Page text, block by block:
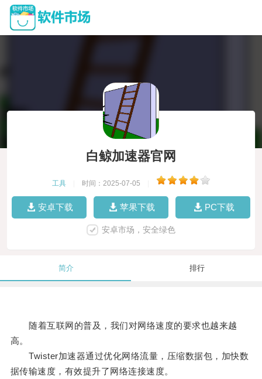
白鲸加速器官网
工具 时间：2025-07-05
安卓下载 苹果下载 PC下载
安卓市场，安全绿色
简介 排行
随着互联网的普及，我们对网络速度的要求也越来越
高。
Twister加速器通过优化网络流量，压缩数据包，加快数
据传输速度，有效提升了网络连接速度。